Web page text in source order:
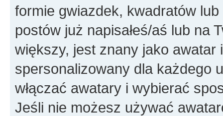
formie gwiazdek, kwadratów
postów już napisałeś/aś lub na
większy, jest znany jako
spersonalizowany dla każdego
włączać awatary i wybierać
Jeśli nie możesz używać